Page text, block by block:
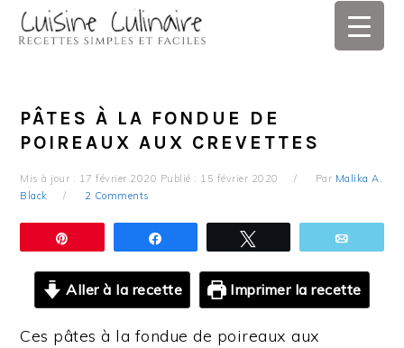
Skip
navigation
Skip
content
Skip
sidebar
Skip
PÂTES À LA FONDUE DE
POIREAUX AUX CREVETTES
Mis à jour : 17 février 2020 Publié : 15 février 2020 Par Malika A.
Black
2 Comments
Aller à la recette Imprimer la recette
Ces pâtes à la fondue de poireaux aux